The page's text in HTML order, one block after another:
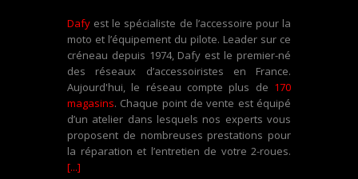
Dafy est le spécialiste de l’accessoire pour la
moto et l’équipement du pilote. Leader sur ce
créneau depuis 1974, Dafy est le premier-né
des réseaux d’accessoiristes en France.
Aujourd'hui, le réseau compte plus de 170
magasins. Chaque point de vente est équipé
d’un atelier dans lesquels nos experts vous
proposent de nombreuses prestations pour
la réparation et l’entretien de votre 2-roues.
[...]